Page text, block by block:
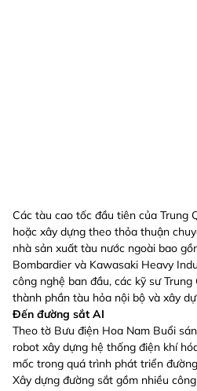
Các tàu cao tốc đầu tiên của Trung
hoặc xây dựng theo thỏa thuận
nhà sản xuất tàu nước ngoài bao
Bombardier và Kawasaki Heavy
công nghệ ban đầu, các kỹ sư
thành phần tàu hỏa nội bộ và xây
Đến đường sắt AI
Theo tờ Bưu điện Hoa Nam Buổi
robot xây dựng hệ thống điện khí
mốc trong quá trình phát triển
Xây dựng đường sắt gồm nhiều